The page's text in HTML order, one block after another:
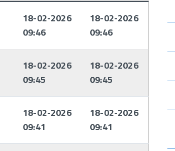
18-02-2026
09:46
18-02-2026
09:46
18-02-2026
09:45
18-02-2026
09:45
18-02-2026
09:41
18-02-2026
09:41